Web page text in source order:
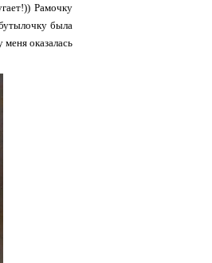
Рамочку
была
оказалась